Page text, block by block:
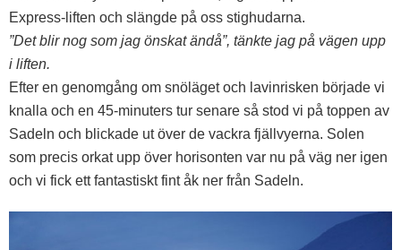
Express-liften och slängde på oss stighudarna.
”Det blir nog som jag önskat ändå”, tänkte jag på vägen upp
i liften.
Efter en genomgång om snöläget och lavinrisken började vi
knalla och en 45-minuters tur senare så stod vi på toppen av
Sadeln och blickade ut över de vackra fjällvyerna. Solen
som precis orkat upp över horisonten var nu på väg ner igen
och vi fick ett fantastiskt fint åk ner från Sadeln.